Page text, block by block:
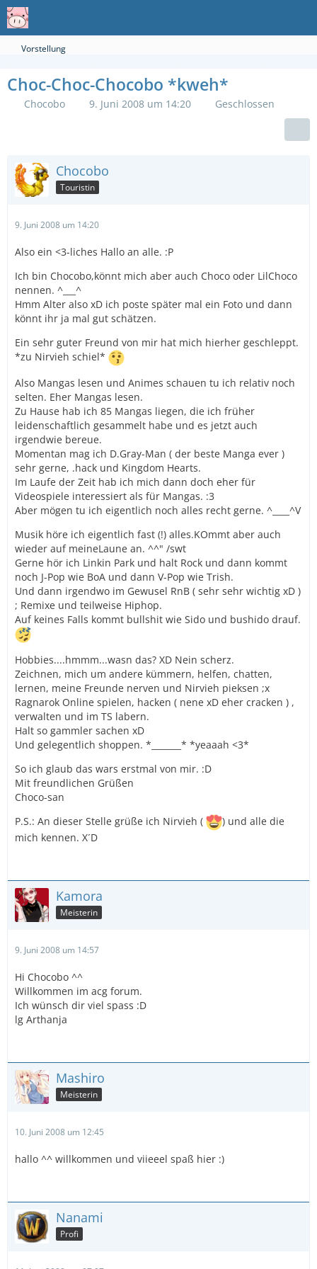
Vorstellung
Choc-Choc-Chocobo *kweh*
Chocobo 9. Juni 2008 um 14:20 Geschlossen
Chocobo
Touristin
9. Juni 2008 um 14:20
Also ein <3-liches Hallo an alle. :P
Ich bin Chocobo,könnt mich aber auch Choco oder LilChoco
nennen. ^___^
Hmm Alter also xD ich poste später mal ein Foto und dann
könnt ihr ja mal gut schätzen.
Ein sehr guter Freund von mir hat mich hierher geschleppt.
*zu Nirvieh schiel*
Also Mangas lesen und Animes schauen tu ich relativ noch
selten. Eher Mangas lesen.
Zu Hause hab ich 85 Mangas liegen, die ich früher
leidenschaftlich gesammelt habe und es jetzt auch
irgendwie bereue.
Momentan mag ich D.Gray-Man ( der beste Manga ever )
sehr gerne, .hack und Kingdom Hearts.
Im Laufe der Zeit hab ich mich dann doch eher für
Videospiele interessiert als für Mangas. :3
Aber mögen tu ich eigentlich noch alles recht gerne. ^____^V
Musik höre ich eigentlich fast (!) alles.KOmmt aber auch
wieder auf meineLaune an. ^^" /swt
Gerne hör ich Linkin Park und halt Rock und dann kommt
noch J-Pop wie BoA und dann V-Pop wie Trish.
Und dann irgendwo im Gewusel RnB ( sehr sehr wichtig xD )
; Remixe und teilweise Hiphop.
Auf keines Falls kommt bullshit wie Sido und bushido drauf.
Hobbies....hmmm...wasn das? XD Nein scherz.
Zeichnen, mich um andere kümmern, helfen, chatten,
lernen, meine Freunde nerven und Nirvieh pieksen ;x
Ragnarok Online spielen, hacken ( nene xD eher cracken ) ,
verwalten und im TS labern.
Halt so gammler sachen xD
Und gelegentlich shoppen. *_______* *yeaaah <3*
So ich glaub das wars erstmal von mir. :D
Mit freundlichen Grüßen
Choco-san
P.S.: An dieser Stelle grüße ich Nirvieh (
) und alle die
mich kennen. X´D
Kamora
Meisterin
9. Juni 2008 um 14:57
Hi Chocobo ^^
Willkommen im acg forum.
Ich wünsch dir viel spass :D
lg Arthanja
Mashiro
Meisterin
10. Juni 2008 um 12:45
hallo ^^ willkommen und viieeel spaß hier :)
Nanami
Profi